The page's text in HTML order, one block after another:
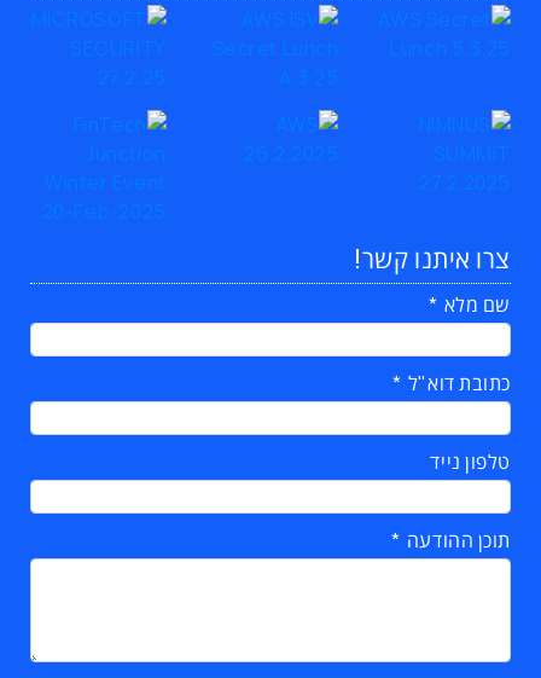
צרו איתנו קשר!
שם מלא
כתובת דוא"ל
טלפון נייד
תוכן ההודעה